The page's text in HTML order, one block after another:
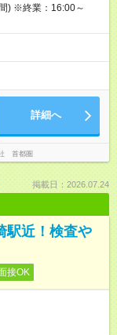
) ※終業：16:00～
詳細へ
首都圏
掲載日：2026.07.24
駅近！検査や
接OK